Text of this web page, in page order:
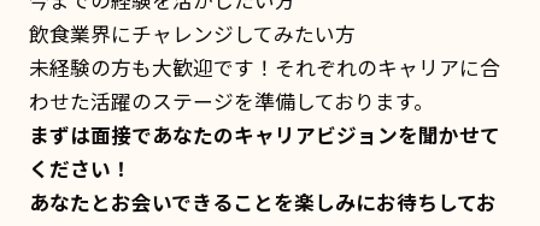
飲食業界にチャレンジしてみたい方
未経験の方も大歓迎です！それぞれのキャリアに合
わせた活躍のステージを準備しております。
まずは面接であなたのキャリアビジョンを聞かせて
ください！
あなたとお会いできることを楽しみにお待ちしてお